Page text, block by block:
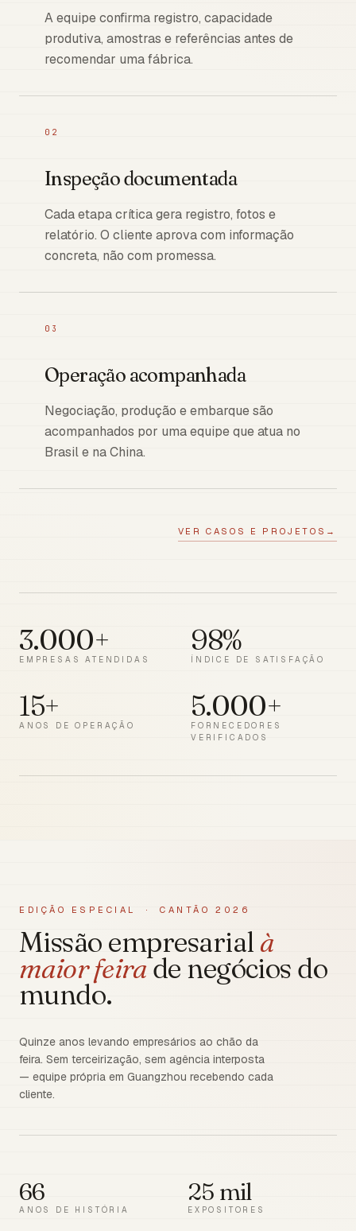
A equipe confirma registro, capacidade
produtiva, amostras e referências antes de
recomendar uma fábrica.
02
Inspeção documentada
Cada etapa crítica gera registro, fotos e
relatório. O cliente aprova com informação
concreta, não com promessa.
03
Operação acompanhada
Negociação, produção e embarque são
acompanhados por uma equipe que atua no
Brasil e na China.
VER CASOS E PROJETOS →
3.000+
EMPRESAS ATENDIDAS
98%
ÍNDICE DE SATISFAÇÃO
15+
ANOS DE OPERAÇÃO
5.000+
FORNECEDORES
VERIFICADOS
EDIÇÃO ESPECIAL · CANTÃO 2026
Missão empresarial à
maior feirade negócios do
mundo.
Quinze anos levando empresários ao chão da
feira. Sem terceirização, sem agência interposta
— equipe própria em Guangzhou recebendo cada
cliente.
66
ANOS DE HISTÓRIA
25 mil
EXPOSITORES